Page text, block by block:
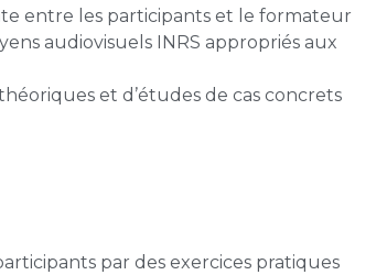
entre les participants et le formateur
audiovisuels INRS appropriés aux
et d’études de cas concrets
par des exercices pratiques